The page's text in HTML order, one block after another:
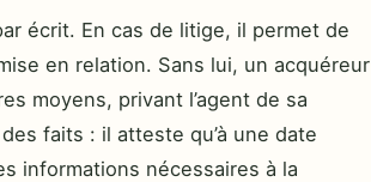
écrit. En cas de litige, il permet de
en relation. Sans lui, un acquéreur
moyens, privant l’agent de sa
faits : il atteste qu’à une date
informations nécessaires à la